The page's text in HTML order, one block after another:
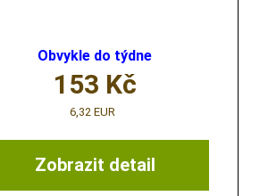
Obvykle do týdne
Zobrazit detail
153 Kč
6,32 EUR